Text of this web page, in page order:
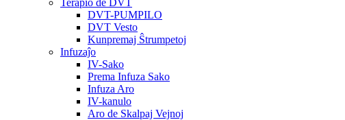
Terapio de DVT
DVT-PUMPILO
DVT Vesto
Kunpremaj Ŝtrumpetoj
Infuzaĵo
IV-Sako
Prema Infuza Sako
Infuza Aro
IV-kanulo
Aro de Skalpaj Vejnoj